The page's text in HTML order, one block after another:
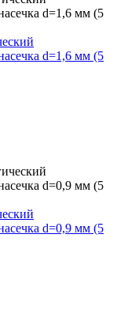
d=1,6 мм (5
d=0,9 мм (5